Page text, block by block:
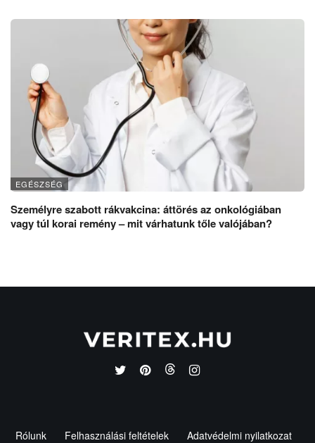
EGÉSZSÉG
Személyre szabott rákvakcina: áttörés az onkológiában
vagy túl korai remény – mit várhatunk tőle valójában?
Rólunk Felhasználási feltételek Adatvédelmi nyilatkozat